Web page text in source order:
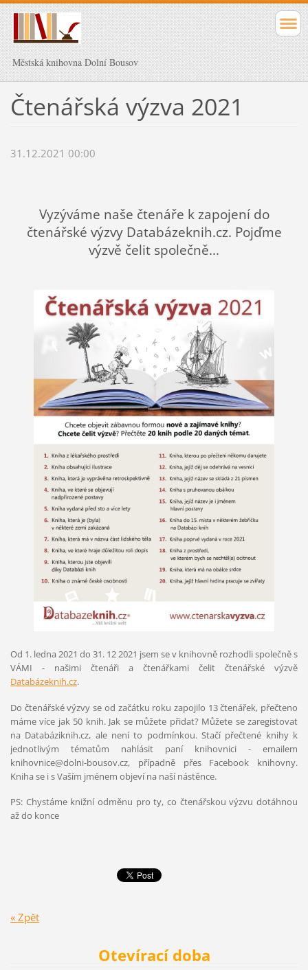
Městská knihovna Dolní Bousov
Čtenářská výzva 2021
31.12.2021 00:00
Vyzýváme naše čtenáře k zapojení do
čtenářské výzvy Databázeknih.cz. Pojďme
výzvě čelit společně...
Od 1. ledna 2021 do 31. 12 2021 jsem se v knihovně rozhodli společně s
VÁMI - našimi čtenáři a čtenářkami čelit čtenářské výzvě
Databázeknih.cz.
Do čtenářské výzvy se od začátku roku zapojilo 13 čtenářek, přečteno
máme více jak 50 knih. Jak se můžete přidat? Můžete se zaregistovat
na Databáziknih.cz, ale není to podmínkou. Stačí přečtené knihy k
jednotlivým tématům nahlásit paní knihovnici - emailem
knihovnice@dolni-bousov.cz, případně přes Facebook knihovny.
Kniha se i s Vaším jménem objeví na naší nástěnce.
PS: Chystáme knižní odměnu pro ty, co čtenářskou výzvu dotáhnou
až do konce
« Zpět
Otevírací doba